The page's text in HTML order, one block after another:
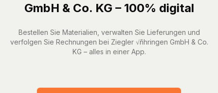
GmbH & Co. KG – 100% digital
Bestellen Sie Materialien, verwalten Sie Lieferungen und
verfolgen Sie Rechnungen bei Ziegler √ñhringen GmbH & Co.
KG – alles in einer App.